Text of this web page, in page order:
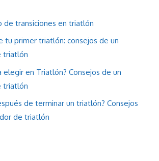
de transiciones en triatlón
tu primer triatlón: consejos de un
triatlón
elegir en Triatlón? Consejos de un
triatlón
de terminar un triatlón? Consejos
de triatlón